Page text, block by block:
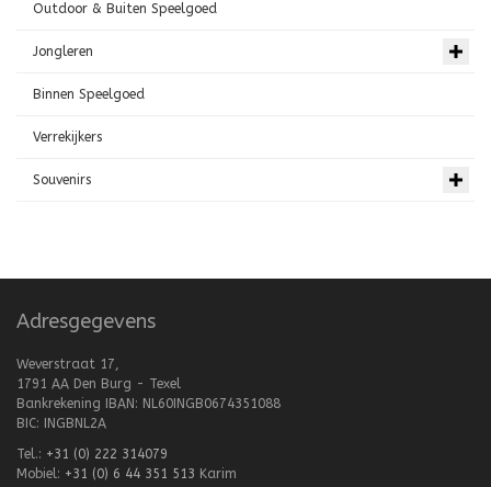
Outdoor & Buiten Speelgoed
Jongleren
Binnen Speelgoed
Verrekijkers
Souvenirs
Adresgegevens
Weverstraat 17,
1791 AA Den Burg - Texel
Bankrekening IBAN: NL60INGB0674351088
BIC: INGBNL2A
Tel.: +31 (0) 222 314079
Mobiel: +31 (0) 6 44 351 513 Karim